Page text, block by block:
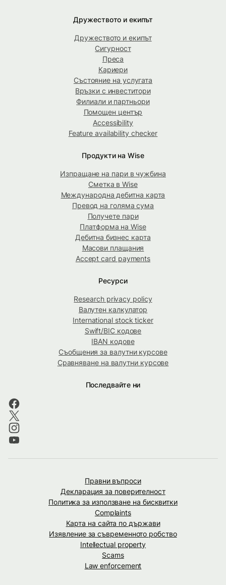
Дружеството и екипът
Дружеството и екипът
Сигурност
Преса
Кариери
Състояние на услугата
Връзки с инвеститори
Филиали и партньори
Помощен център
Accessibility
Feature availability checker
Продукти на Wise
Изпращане на пари в чужбина
Сметка в Wise
Международна дебитна карта
Превод на голяма сума
Получете пари
Платформа на Wise
Дебитна бизнес карта
Масови плащания
Accept card payments
Ресурси
Research privacy policy
Валутен калкулатор
International stock ticker
Swift/BIC кодове
IBAN кодове
Съобщения за валутни курсове
Сравняване на валутни курсове
Последвайте ни
Правни въпроси
Декларация за поверителност
Политика за използване на бисквитки
Complaints
Карта на сайта по държави
Изявление за съвременното робство
Intellectual property
Scams
Law enforcement